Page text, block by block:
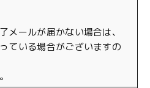
メールが届かない場合は、
ている場合がございますの